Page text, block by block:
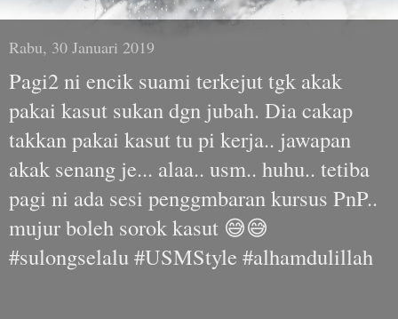
Rabu, 30 Januari 2019
Pagi2 ni encik suami terkejut tgk akak
pakai kasut sukan dgn jubah. Dia cakap
takkan pakai kasut tu pi kerja.. jawapan
akak senang je... alaa.. usm.. huhu.. tetiba
pagi ni ada sesi penggmbaran kursus PnP..
mujur boleh sorok kasut 😅😅
#sulongselalu #USMStyle #alhamdulillah